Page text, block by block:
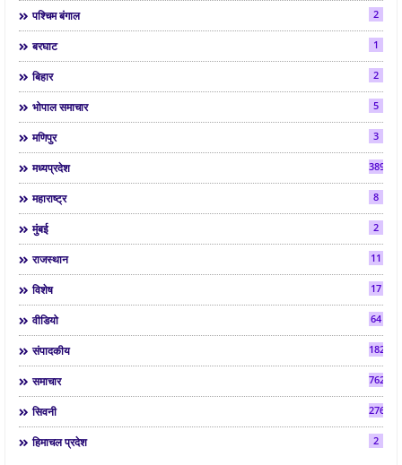
पश्चिम बंगाल 2
बरघाट 1
बिहार 2
भोपाल समाचार 5
मणिपुर 3
मध्यप्रदेश 3892
महाराष्ट्र 8
मुंबई 2
राजस्थान 11
विशेष 17
वीडियो 64
संपादकीय 182
समाचार 7624
सिवनी 2763
हिमाचल प्रदेश 2